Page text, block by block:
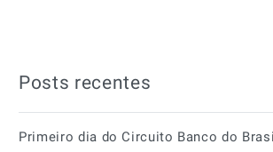
Posts recentes
Primeiro dia do Circuito Banco do